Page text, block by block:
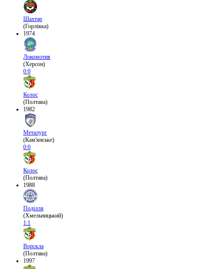
Шахтар
(Горлівка)
1974
Локомотив
(Херсон)
0:0
Колос
(Полтава)
1982
Металург
(Кам'янське)
0:0
Колос
(Полтава)
1988
Поділля
(Хмельницький)
1:1
Ворскла
(Полтава)
1997